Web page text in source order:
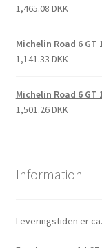
1,465.08 DKK
Michelin Road 6 GT
1,141.33 DKK
Michelin Road 6 GT
1,501.26 DKK
Information
Leveringstiden er